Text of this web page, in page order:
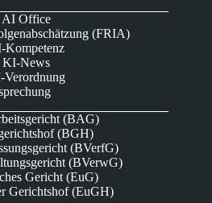
AI Office
(FRIA)
Kompetenz
KI-News
Verordnung
(BAG)
(BGH)
(BVerfG)
(BVerwG)
Gericht (EuG)
Gerichtshof (EuGH)